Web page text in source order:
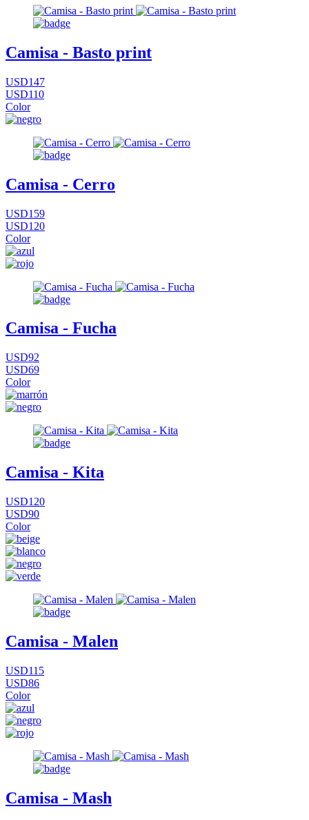
Camisa - Basto print
USD147
USD110
Color
Camisa - Cerro
USD159
USD120
Color
Camisa - Fucha
USD92
USD69
Color
Camisa - Kita
USD120
USD90
Color
Camisa - Malen
USD115
USD86
Color
Camisa - Mash